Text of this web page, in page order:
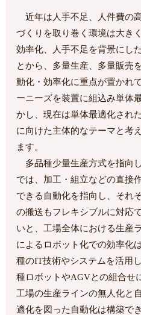
近年は人手不足、人件費の
づくりを取り巻く環境は大き
効率化、人手不足を背景にし
とから、多量生産、多量販売
動化・効率化に重点が置かれ
ーニーズを装置に組込み単体
かし、現在は単体最適化され
に向けた主体的なテーマと考
ます。
多品種少量生産方式を指向
では、加工・組立などの直接
できる自動化を指向し、それ
の搬送もフレキシブルに対応
いと、工場全体における生産
によるロボット化での効率化
種のIT技術やシステムを活用
種ロボットやAGVとの組合せ
工場の生産ラインの無人化と
適化を図った自動化は構築で